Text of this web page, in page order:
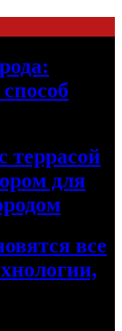
террасой
для
все